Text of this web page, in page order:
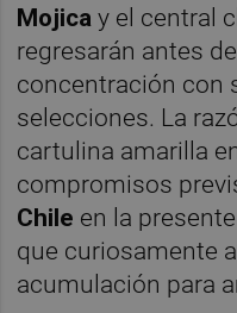
Mojica y el central
regresarán antes
concentración con
selecciones. La
cartulina amarilla
compromisos
Chile en la
que curiosamente
acumulación para